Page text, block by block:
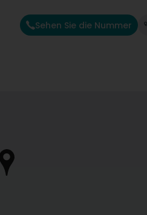
Sehen Sie die Nummer